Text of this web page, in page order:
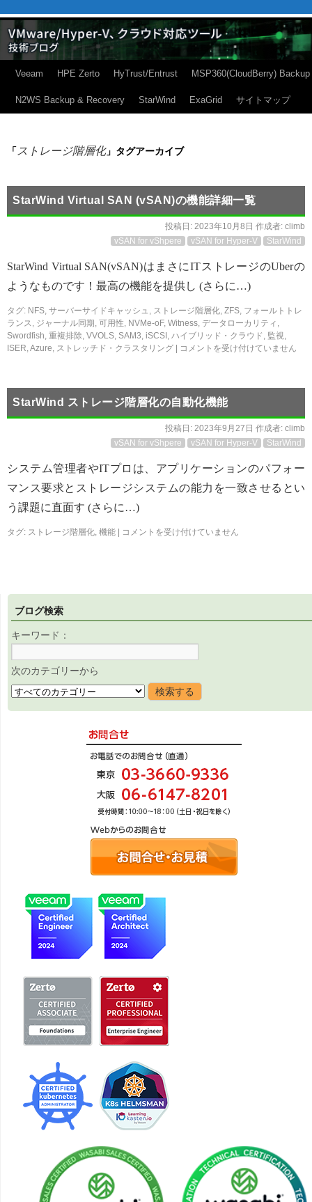
Veeam HPE Zerto HyTrust/Entrust MSP360(CloudBerry) Backup
N2WS Backup & Recovery StarWind ExaGrid サイトマップ
「 ストレージ階層化」タグアーカイブ
StarWind Virtual SAN (vSAN)の機能詳細一覧
投稿日: 2023年10月8日 作成者: climb
vSAN for vShpere
vSAN for Hyper-V StarWind
StarWind Virtual SAN(vSAN)はまさにITストレージのUberの
ようなものです！最高の機能を提供し (さらに…)
タグ: NFS, サーバーサイドキャッシュ , ストレージ階層化, ZFS, フォールトトレ
ランス, ジャーナル同期 , 可用性, NVMe-oF, Witness, データローカリティ ,
Swordfish, 重複排除, VVOLS, SAM3, iSCSI , ハイブリッド・クラウド, 監視,
ISER,Azure, ストレッチド・クラスタリング コメントを受け付けていません
StarWind ストレージ階層化の自動化機能
投稿日: 2023年9月27日 作成者: climb
vSAN for vShpere
vSAN for Hyper-V StarWind
システム管理者やITプロは、アプリケーションのパフォー
マンス要求とストレージシステムの能力を一致させるとい
う課題に直面す (さらに…)
タグ: ストレージ階層化, 機能 コメントを受け付けていません
ブログ検索
キーワード：
次のカテゴリーから